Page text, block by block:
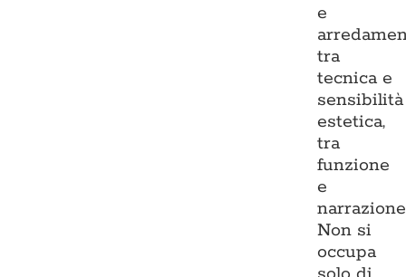
e
tra
tecnica e
sensibilità
estetica,
tra
funzione
e
Non si
occupa